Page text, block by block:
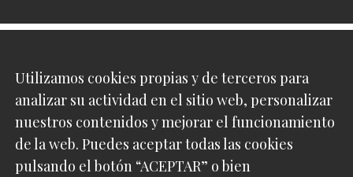
Pinterest
Instagram
Utilizamos cookies propias y de terceros para
analizar su actividad en el sitio web, personalizar
nuestros contenidos y mejorar el funcionamiento
de la web. Puedes aceptar todas las cookies
pulsando el botón “ACEPTAR” o bien